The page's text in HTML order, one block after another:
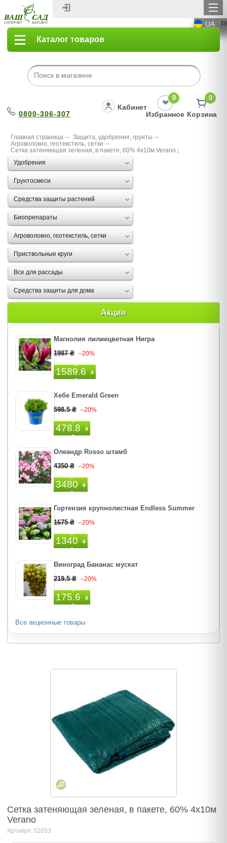
UA
Каталог товаров
0800-306-307
Кабинет
0
Избранное
0
Корзина
Главная страница
Защита, удобрения, грунты
Агроволокно, геотекстиль, сетки
Сетка затеняющая зеленая, в пакете, 60% 4х10м Verano
Удобрения
Грунтосмеси
Средства защиты растений
Биопрепараты
Агроволокно, геотекстиль, сетки
Приствольные круги
Все для рассады
Средства защиты для дома
Акции
Магнолия лилиецветная Нигра
1987 ₴ –20%
1589.6 ₴
Хебе Emerald Green
598.5 ₴ –20%
478.8 ₴
Олеандр Rosso штамб
4350 ₴ –20%
3480 ₴
Гортензия крупнолистная Endless Summer
1675 ₴ –20%
1340 ₴
Виноград Бананас мускат
219.5 ₴ –20%
175.6 ₴
Все акционные товары
Сетка затеняющая зеленая, в пакете, 60% 4х10м
Verano
Артикул: 32653